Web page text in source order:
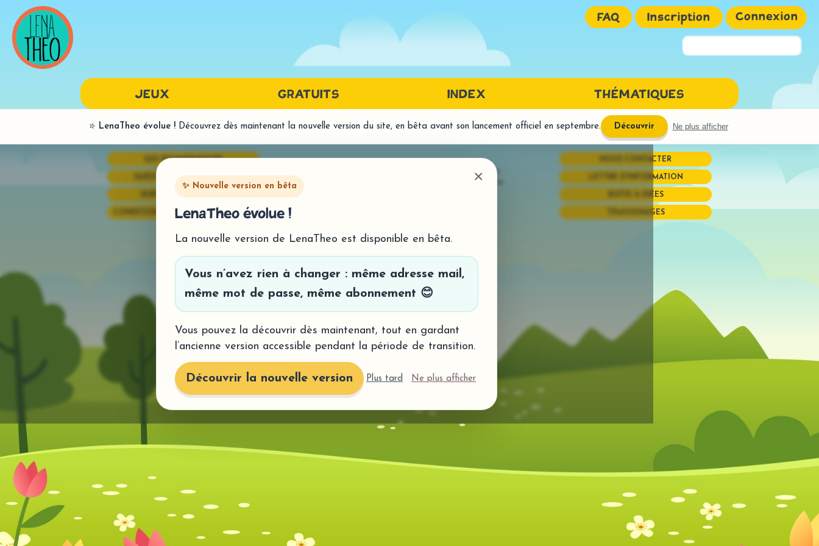
FAQ Inscription Connexion
Mot de passe
Mot de passe perdu?
JEUX GRATUITS INDEX THÉMATIQUES
PAR SONS
SYNTAXE
- Traitement phonémique
MÉMOIRE
LANGAGE ÉCRIT
LECTURE
- Histoires interactives
- Compréhension
ORTHOGRAPHE
QUI SOMMES-NOUS?
QUESTIONS FRÉQUENTES
SUPPORT TECHNIQUE
CONDITIONS GÉNÉRALES DE VENTE
- Tous droits réservés
Politique de confidentialité
NOUS CONTACTER
LETTRE D'INFORMATION
BOÎTE À IDÉES
TÉMOIGNAGES
⭐ LenaTheo évolue !Découvrez dès maintenant la nouvelle version du site, en bêta avant son lancement officiel en septembre. Découvrir Ne plus afficher
×
✨ Nouvelle version en bêta
LenaTheo évolue !
La nouvelle version de LenaTheo est disponible en bêta.
Vous n’avez rien à changer : même adresse mail,
même mot de passe, même abonnement 😊
Vous pouvez la découvrir dès maintenant, tout en gardant
l’ancienne version accessible pendant la période de transition.
Découvrir la nouvelle version Plus tard Ne plus afficher